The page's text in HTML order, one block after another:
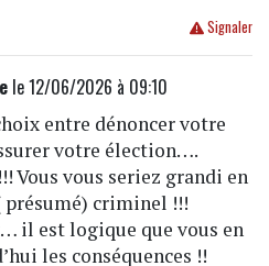
Signaler
le 12/06/2026 à 09:10
entre dénoncer votre
votre élection….
Vous vous seriez grandi en
présumé) criminel !!!
il est logique que vous en
les conséquences !!